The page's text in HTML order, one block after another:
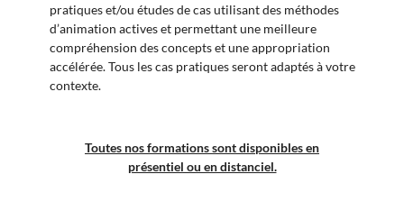
pratiques et/ou études de cas utilisant des méthodes
d’animation actives et permettant une meilleure
compréhension des concepts et une appropriation
accélérée. Tous les cas pratiques seront adaptés à votre
contexte.
Toutes nos formations sont disponibles en
présentiel ou en distanciel.